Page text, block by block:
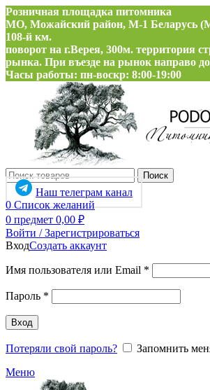
Розничная площадка питомника
МО, Можайский район, М-1 Беларусь
108-й км.
поворот на г.Верея, 300м. территория
рынка. При въезде на рынок направо
Часы работы: пн-воскр: 8:00-19:00
Поиск
Наш телеграм канал
0 Список желаний
0 предмет 0,00 ₽
Войти / Зарегистрироваться
ВходСоздать аккаунт
Имя пользователя или Email *
Пароль *
Вход
Потеряли свой пароль?
Запомнить
Меню